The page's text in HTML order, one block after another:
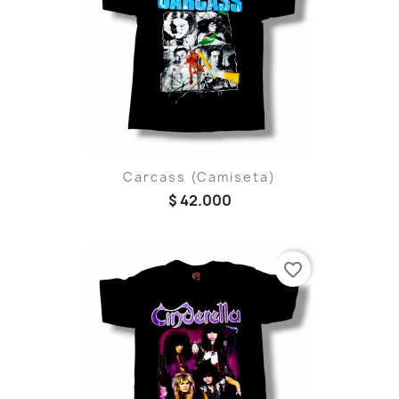
Carcass (Camiseta)
$ 42.000
favorite_border